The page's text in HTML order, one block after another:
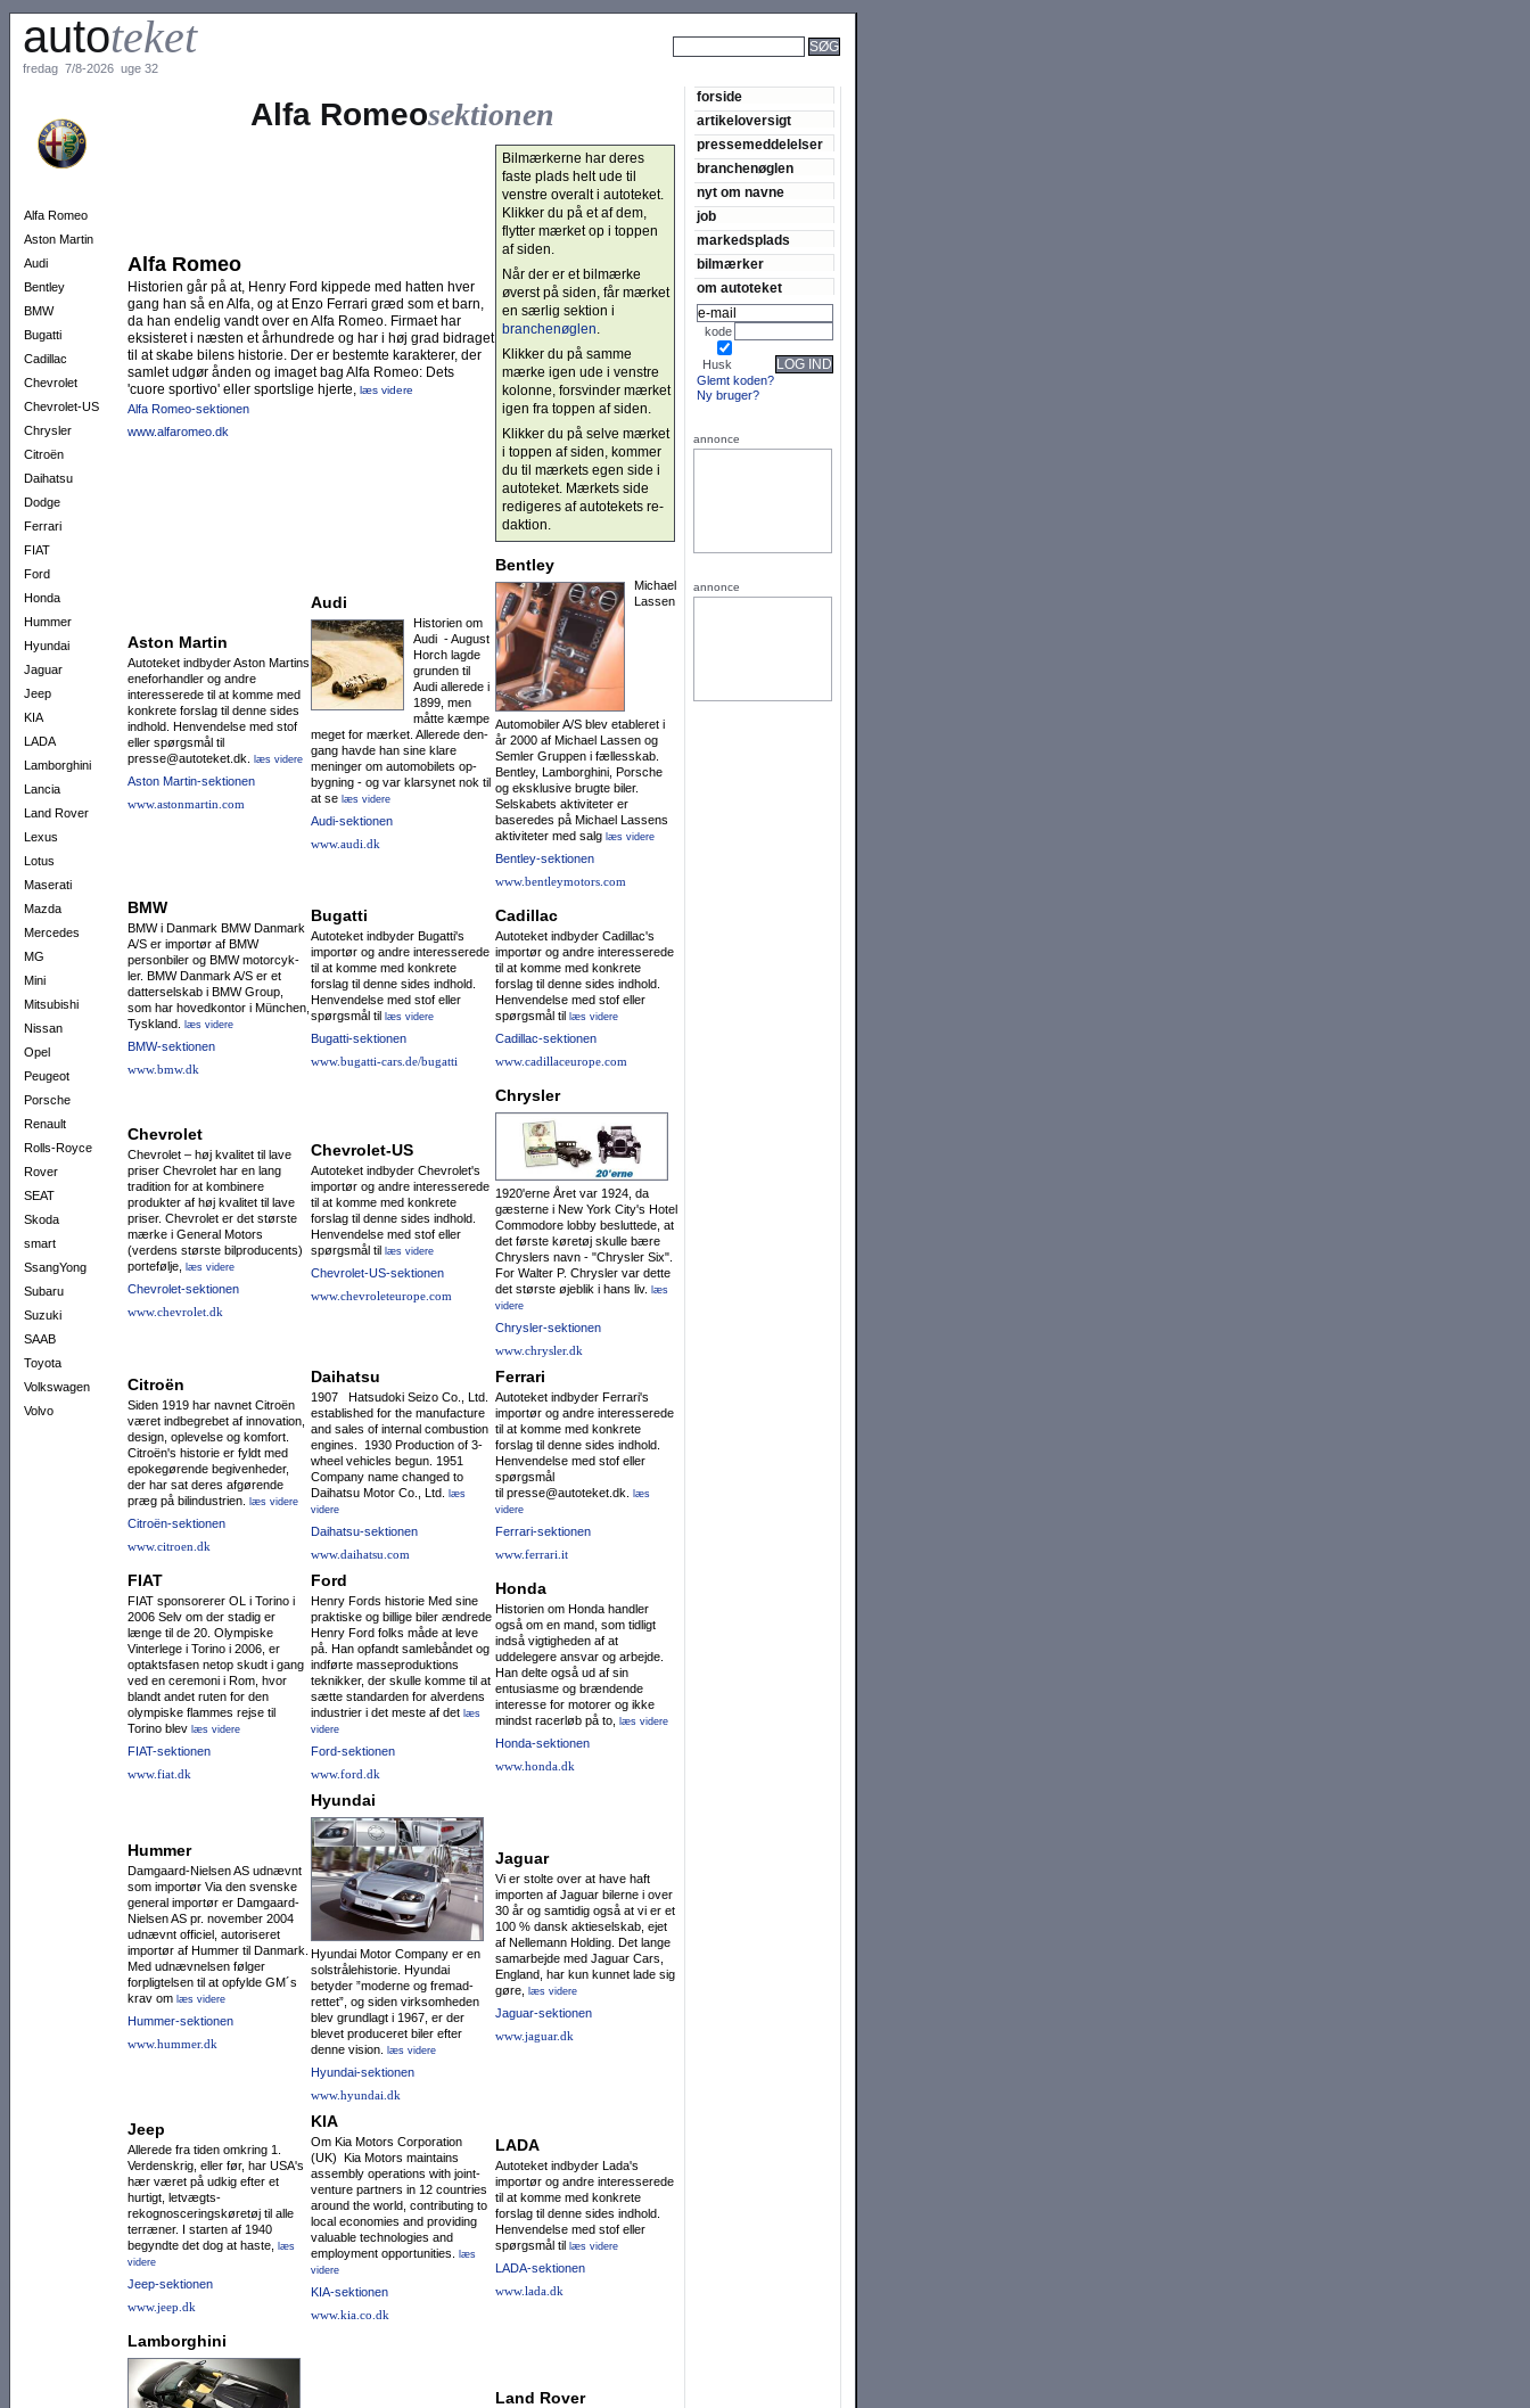
autoteket SØG
fredag 7/8-2026 uge 32
Alfa Romeo
Aston Martin
Audi
Bentley
BMW
Bugatti
Cadillac
Chevrolet
Chevrolet-US
Chrysler
Citroën
Daihatsu
Dodge
Ferrari
FIAT
Ford
Honda
Hummer
Hyundai
Jaguar
Jeep
KIA
LADA
Lamborghini
Lancia
Land Rover
Lexus
Lotus
Maserati
Mazda
Mercedes
MG
Mini
Mitsubishi
Nissan
Opel
Peugeot
Porsche
Renault
Rolls-Royce
Rover
SEAT
Skoda
smart
SsangYong
Subaru
Suzuki
SAAB
Toyota
Volkswagen
Volvo
Alfa Romeosektionen
Alfa Romeo
Historien går på at, Henry Ford kippede med hatten hver
gang han så en Alfa, og at Enzo Ferrari græd som et barn,
da han endelig vandt over en Alfa Romeo. Firmaet har
eksisteret i næsten et århundrede og har i høj grad bidraget
til at skabe bilens historie. Der er bestemte karakterer, der
samlet udgør ånden og imaget bag Alfa Romeo: Dets
'cuore sportivo' eller sportslige hjerte, læs videre
Alfa Romeo-sektionen
www.alfaromeo.dk
Bilmærkerne har deres
faste plads helt ude til
venstre overalt i auto­teket.
Klikker du på et af dem,
flytter mærket op i top­pen
af siden.
Når der er et bilmærke
øverst på siden, får mærket
en særlig sektion i
branche­nøglen.
Klikker du på samme
mærke igen ude i ven­stre
kolonne, for­svin­der mær­ket
igen fra top­pen af siden.
Klikker du på sel­ve mær­ket
i top­pen af si­den, kom­mer
du til mær­kets egen side i
auto­teket. Mær­kets side
redigeres af auto­te­kets re­
dak­ti­on.
Aston Martin
Autoteket indbyder Aston Martins
eneforhandler og andre
interesserede til at komme med
konkrete forslag til denne sides
indhold. Henvendelse med stof
eller spørgsmål til
presse@autoteket.dk.
læs videre
Aston Martin-sektionen
www.astonmartin.com
Audi
Historien om
Audi - August
Horch lagde
grunden til
Audi alle­rede i
1899, men
måtte kæmpe
meget for mærket. Allerede den­
gang havde han sine klare
meninger om automo­bilets op­
byg­ning - og var klar­synet nok til
at se læs videre
Audi-sektionen
www.audi.dk
Bentley
Michael
Lassen
Automobiler A/S blev etableret i
år 2000 af Michael Lassen og
Semler Gruppen i fællesskab.
Bentley, Lamborghini, Porsche
og eksklusive brugte biler.
Selskabets aktiviteter er
baseredes på Michael Lassens
aktiviteter med salg læs videre
Bentley-sektionen
www.bentleymotors.com
BMW
BMW i Danmark BMW Danmark
A/S er importør af BMW
personbiler og BMW motor­cyk­
ler. BMW Danmark A/S er et
datter­selskab i BMW Group,
som har ho­vedkontor i München,
Tyskland.
læs videre
BMW-sektionen
www.bmw.dk
Bugatti
Autoteket indbyder Bugatti's
importør og andre interesserede
til at komme med konkrete
forslag til denne sides indhold.
Henvendelse med stof eller
spørgsmål til læs videre
Bugatti-sektionen
www.bugatti-cars.de/bugatti
Cadillac
Autoteket indbyder Cadillac's
importør og andre interesserede
til at komme med konkrete
forslag til denne sides indhold.
Henvendelse med stof eller
spørgsmål til læs videre
Cadillac-sektionen
www.cadillaceurope.com
Chevrolet
Chevrolet – høj kvalitet til lave
priser Chevrolet har en lang
tradition for at kombinere
produkter af høj kvalitet til lave
priser. Chevrolet er det største
mærke i General Motors
(verdens største bilproducents)
portefølje,
læs videre
Chevrolet-sektionen
www.chevrolet.dk
Chevrolet-US
Autoteket indbyder Chevrolet's
importør og andre interesserede
til at komme med konkrete
forslag til denne sides indhold.
Henvendelse med stof eller
spørgsmål til læs videre
Chevrolet-US-sektionen
www.chevroleteurope.com
Chrysler
1920'erne Året var 1924, da
gæsterne i New York City's Hotel
Commodore lobby besluttede, at
det første køretøj skulle bære
Chryslers navn - "Chrysler Six".
For Walter P. Chrysler var dette
det største øjeblik i hans liv.
læs
videre
Chrysler-sektionen
www.chrysler.dk
Citroën
Siden 1919 har navnet Citroën
været indbegrebet af innovation,
design, oplevelse og komfort.
Citroën's historie er fyldt med
epokegørende begivenheder,
der har sat deres afgørende
præg på bilindustrien.
læs videre
Citroën-sektionen
www.citroen.dk
Daihatsu
1907 Hatsudoki Seizo Co., Ltd.
established for the manufacture
and sales of internal combustion
engines. 1930 Production of 3-
wheel vehicles begun. 1951
Company name changed to
Daihatsu Motor Co., Ltd.
læs
videre
Daihatsu-sektionen
www.daihatsu.com
Ferrari
Autoteket indbyder Ferrari's
importør og andre interesserede
til at komme med konkrete
forslag til denne sides indhold.
Henvendelse med stof eller
spørgsmål
til presse@autoteket.dk.
læs
videre
Ferrari-sektionen
www.ferrari.it
FIAT
FIAT sponsorerer OL i Torino i
2006 Selv om der stadig er
længe til de 20. Olympiske
Vinterlege i Torino i 2006, er
optaktsfasen netop skudt i gang
ved en ceremoni i Rom, hvor
blandt andet ruten for den
olympiske flammes rejse til
Torino blev læs videre
FIAT-sektionen
www.fiat.dk
Ford
Henry Fords historie Med sine
praktiske og billige biler ændrede
Henry Ford folks måde at leve
på. Han opfandt samlebåndet og
indførte masseproduktions
teknikker, der skulle komme til at
sætte standarden for alverdens
industrier i det meste af det læs
videre
Ford-sektionen
www.ford.dk
Honda
Historien om Honda handler
også om en mand, som tidligt
indså vigtigheden af at
uddelegere ansvar og arbejde.
Han delte også ud af sin
entusiasme og brændende
interesse for motorer og ikke
mindst racerløb på to,
læs videre
Honda-sektionen
www.honda.dk
Hummer
Damgaard-Nielsen AS udnævnt
som importør Via den svenske
general importør er Damgaard-
Nielsen AS pr. november 2004
udnævnt officiel, autoriseret
importør af Hummer til Danmark.
Med udnævnelsen følger
forpligtelsen til at opfylde GM´s
krav om læs videre
Hummer-sektionen
www.hummer.dk
Hyundai
Hyundai Motor Com­pany er en
solstrålehistorie. Hyundai
betyder ”moderne og frem­ad­
rettet”, og siden virksomheden
blev grundlagt i 1967, er der
blevet produceret biler efter
denne vision.
læs videre
Hyundai-sektionen
www.hyundai.dk
Jaguar
Vi er stolte over at have haft
importen af Jaguar bilerne i over
30 år og samtidig også at vi er et
100 % dansk aktieselskab, ejet
af Nellemann Holding. Det lange
samarbejde med Jaguar Cars,
England, har kun kunnet lade sig
gøre,
læs videre
Jaguar-sektionen
www.jaguar.dk
Jeep
Allerede fra tiden omkring 1.
Verdenskrig, eller før, har USA's
hær været på udkig efter et
hurtigt, letvægts-
rekognoscerings­køretøj til alle
terræ­ner. I starten af 1940
begyndte det dog at haste,
læs
videre
Jeep-sektionen
www.jeep.dk
KIA
Om Kia Motors Corporation
(UK) Kia Motors maintains
assembly operations with joint-
venture partners in 12 countries
around the world, contributing to
local economies and providing
valuable technologies and
employment opportunities.
læs
videre
KIA-sektionen
www.kia.co.dk
LADA
Autoteket indbyder Lada's
importør og andre interesserede
til at komme med konkrete
forslag til denne sides indhold.
Henvendelse med stof eller
spørgsmål til læs videre
LADA-sektionen
www.lada.dk
Lamborghini
Land Rover
forside
artikeloversigt
pressemeddelelser
branchenøglen
nyt om navne
job
markedsplads
bilmærker
om autoteket
kode
Husk LOG IND
Glemt koden?
Ny bruger?
annonce
annonce